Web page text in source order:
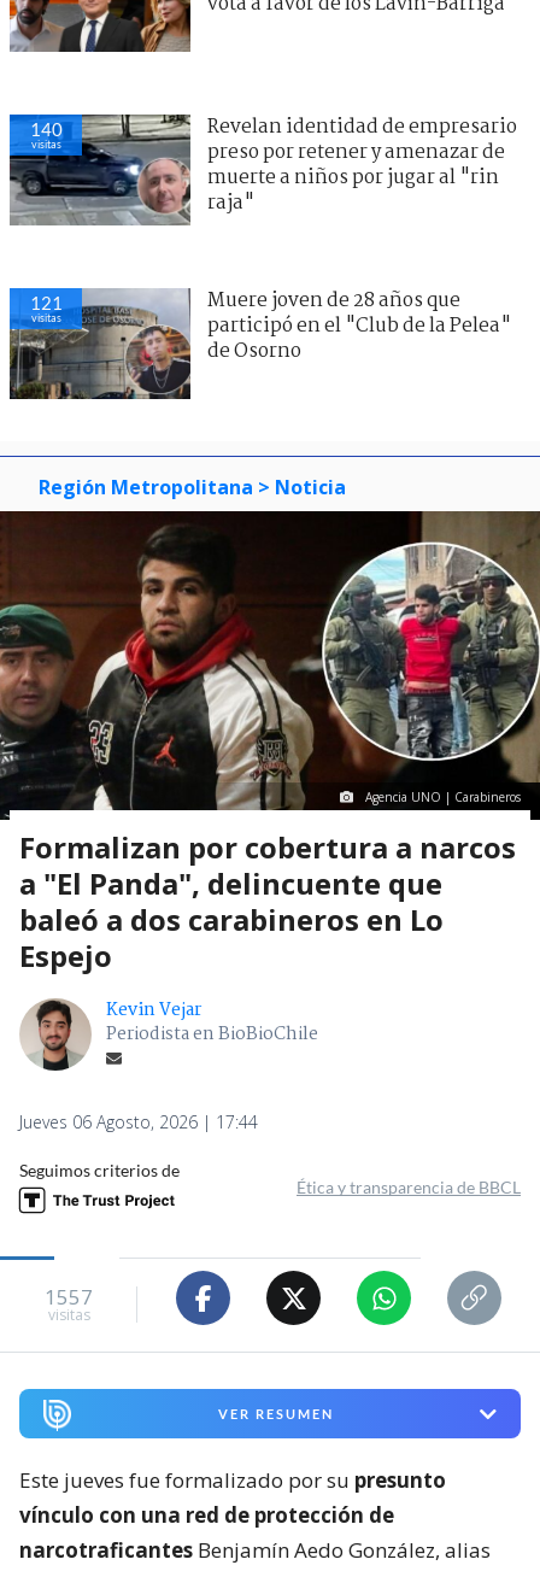
140
visitas
Revelan identidad de empresario
preso por retener y amenazar de
muerte a niños por jugar al "rin
raja"
121
visitas
Muere joven de 28 años que
participó en el "Club de la Pelea"
de Osorno
Región Metropolitana > Noticia
Agencia UNO | Carabineros
Formalizan por cobertura a narcos
a "El Panda", delincuente que
baleó a dos carabineros en Lo
Espejo
Kevin Vejar
Periodista en BioBioChile
Jueves 06 Agosto, 2026 | 17:44
Seguimos criterios de
Ética y transparencia de BBCL
1557
visitas
VER RESUMEN
Este jueves fue formalizado por su presunto
vínculo con una red de protección de
narcotraficantes Benjamín Aedo González, alias